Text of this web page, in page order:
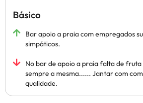
Básico
Bar apoio a praia com empregados
simpáticos.
No bar de apoio a praia falta de
sempre a mesma...... Jantar com
qualidade.